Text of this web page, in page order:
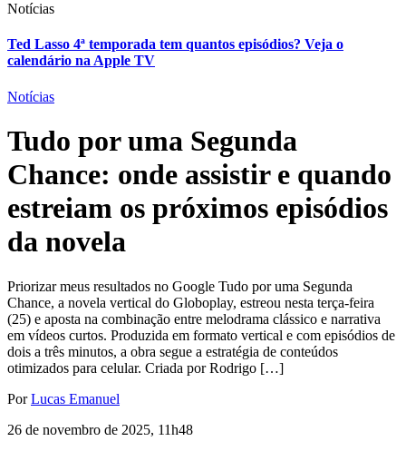
Notícias
Ted Lasso 4ª temporada tem quantos episódios? Veja o
calendário na Apple TV
Notícias
Tudo por uma Segunda
Chance: onde assistir e quando
estreiam os próximos episódios
da novela
Priorizar meus resultados no Google Tudo por uma Segunda
Chance, a novela vertical do Globoplay, estreou nesta terça-feira
(25) e aposta na combinação entre melodrama clássico e narrativa
em vídeos curtos. Produzida em formato vertical e com episódios de
dois a três minutos, a obra segue a estratégia de conteúdos
otimizados para celular. Criada por Rodrigo […]
PorLucas Emanuel
26 de novembro de 2025, 11h48